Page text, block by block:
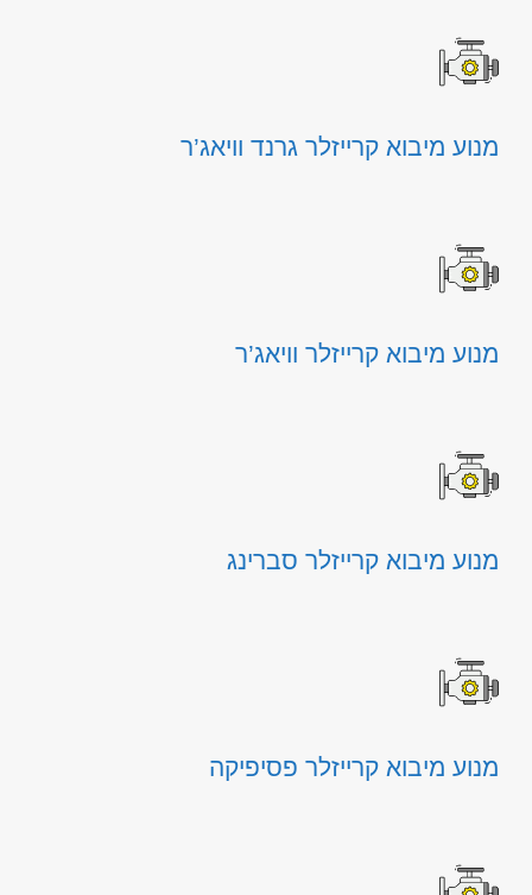
מנוע מיבוא קרייזלר גרנד וויאג’ר
מנוע מיבוא קרייזלר וויאג’ר
מנוע מיבוא קרייזלר סברינג
מנוע מיבוא קרייזלר פסיפיקה